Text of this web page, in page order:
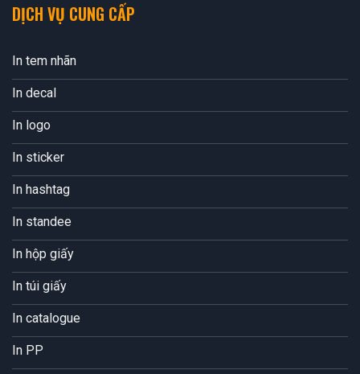
DỊCH VỤ CUNG CẤP
In tem nhãn
In decal
In logo
In sticker
In hashtag
In standee
In hộp giấy
In túi giấy
In catalogue
In PP